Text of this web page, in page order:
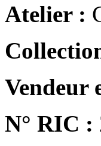
Atelier :
Vendeur
N° RIC :